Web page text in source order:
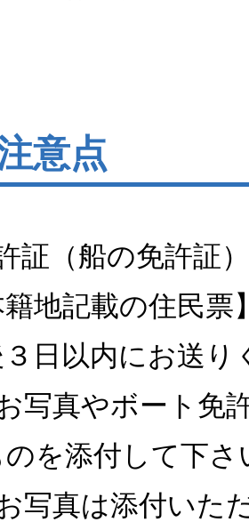
意点
証（船の免許証
地記載の住民票
日以内にお送り
写真やボート免
を添付して下さ
写真は添付いた